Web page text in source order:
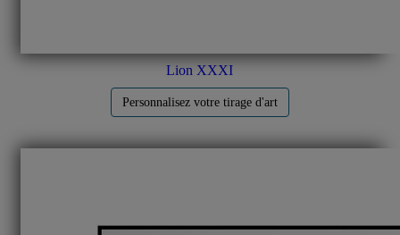
Lion XXXI
Personnalisez votre tirage d'art